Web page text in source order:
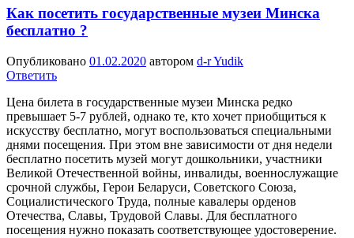
Как посетить государственные музеи Минска
бесплатно ?
Опубликовано 01.02.2020 автором d-r Yudik
Ответить
Цена билета в государственные музеи Минска редко
превышает 5-7 рублей, однако те, кто хочет приобщиться к
искусству бесплатно, могут воспользоваться специальными
днями посещения. При этом вне зависимости от дня недели
бесплатно посетить музей могут дошкольники, участники
Великой Отечественной войны, инвалиды, военнослужащие
срочной службы, Герои Беларуси, Советского Союза,
Социалистического Труда, полные кавалеры орденов
Отечества, Славы, Трудовой Славы. Для бесплатного
посещения нужно показать соответствующее удостоверение.